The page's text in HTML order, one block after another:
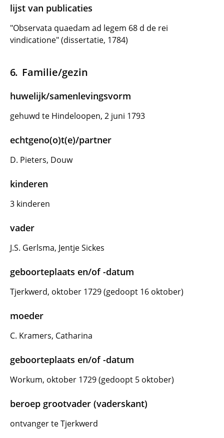
lijst van publicaties
"Observata quaedam ad legem 68 d de rei
vindicatione" (dissertatie, 1784)
Familie/gezin
huwelijk/samenlevingsvorm
gehuwd te Hindeloopen, 2 juni 1793
echtgeno(o)t(e)/partner
D. Pieters, Douw
kinderen
3 kinderen
vader
J.S. Gerlsma, Jentje Sickes
geboorteplaats en/of -datum
Tjerkwerd, oktober 1729 (gedoopt 16 oktober)
moeder
C. Kramers, Catharina
geboorteplaats en/of -datum
Workum, oktober 1729 (gedoopt 5 oktober)
beroep grootvader (vaderskant)
ontvanger te Tjerkwerd